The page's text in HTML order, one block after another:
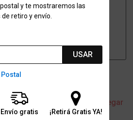
y te mostraremos las
retiro y envío.
USAR
Envío gratis ¡Retirá Gratis YA!
Opción no disponible
sucursales
+ Agregar